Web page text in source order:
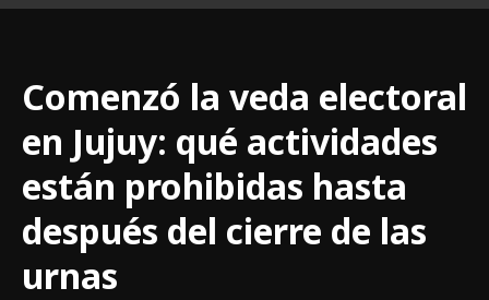
Comenzó la veda electoral
en Jujuy: qué actividades
están prohibidas hasta
después del cierre de las
urnas